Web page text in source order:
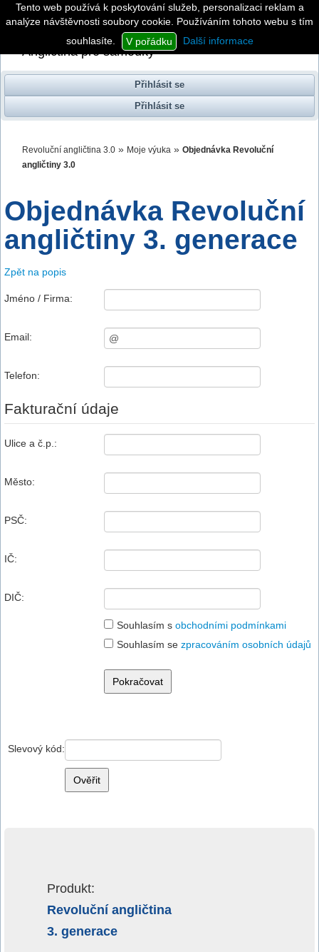
Revoluční angličtina3. generace
Angličtina pro samouky
Přihlásit se
Přihlásit se
Revoluční angličtina 3.0 » Moje výuka » Objednávka Revoluční
angličtiny 3.0
Objednávka Revoluční
angličtiny 3. generace
Zpět na popis
Jméno / Firma:
Email:
Telefon:
Fakturační údaje
Ulice a č.p.:
Město:
PSČ:
IČ:
DIČ:
Souhlasím s obchodními podmínkami
Souhlasím se zpracováním osobních údajů
Slevový kód:
Produkt:
Revoluční angličtina
3. generace
Tento web používá k poskytování služeb, personalizaci reklam a
analýze návštěvnosti soubory cookie. Používáním tohoto webu s tím
souhlasíte.
V pořádku Další informace